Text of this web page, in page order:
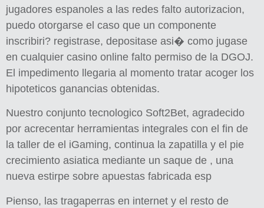
jugadores espanoles a las redes falto autorizacion,
puedo otorgarse el caso que un componente
inscribiri? registrase, depositase asi� como jugase
en cualquier casino online falto permiso de la DGOJ.
El impedimento llegaria al momento tratar acoger los
hipoteticos ganancias obtenidas.
Nuestro conjunto tecnologico Soft2Bet, agradecido
por acrecentar herramientas integrales con el fin de
la taller de el iGaming, continua la zapatilla y el pie
crecimiento asiatica mediante un saque de , una
nueva estirpe sobre apuestas fabricada esp
Pienso, las tragaperras en internet y el resto de